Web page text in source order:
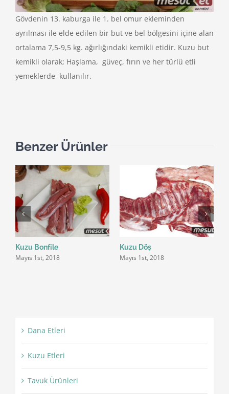
Gövdenin 13. kaburga ile 1. bel omur ekleminden
ayrılması ile elde edilen bir but ve bel bölgesini içine alan
ortalama 7,5-9,5 kg. ağırlığındaki kemikli etidir. Kuzu but
kemikli olarak; Haşlama, güveç, fırın ve her türlü etli
yemeklerde kullanılır.
Benzer Ürünler
Kuzu Bonfile
Mayıs 1st, 2018
Kuzu Döş
Mayıs 1st, 2018
Dana Etleri
Kuzu Etleri
Tavuk Ürünleri